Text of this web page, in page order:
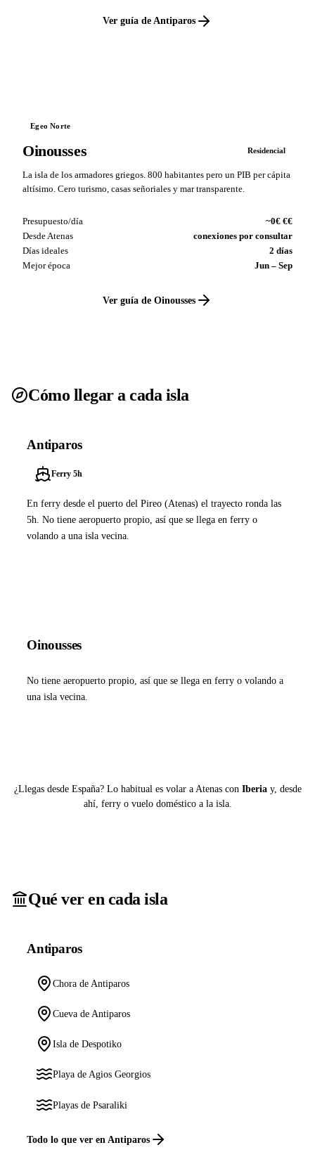
Ver guía de Antiparos
Egeo Norte
Oinousses Residencial
La isla de los armadores griegos. 800 habitantes pero un PIB per cápita
altísimo. Cero turismo, casas señoriales y mar transparente.
Presupuesto/día
~0€ €€
Desde Atenas
conexiones por consultar
Días ideales
2 días
Mejor época
Jun – Sep
Ver guía de Oinousses
Cómo llegar a cada isla
Antiparos
Ferry 5h
En ferry desde el puerto del Pireo (Atenas) el trayecto ronda las
5h. No tiene aeropuerto propio, así que se llega en ferry o
volando a una isla vecina.
Oinousses
No tiene aeropuerto propio, así que se llega en ferry o volando a
una isla vecina.
¿Llegas desde España? Lo habitual es volar a Atenas con Iberiay, desde
ahí, ferry o vuelo doméstico a la isla.
Qué ver en cada isla
Antiparos
Chora de Antiparos
Cueva de Antiparos
Isla de Despotiko
Playa de Agios Georgios
Playas de Psaraliki
Todo lo que ver en Antiparos